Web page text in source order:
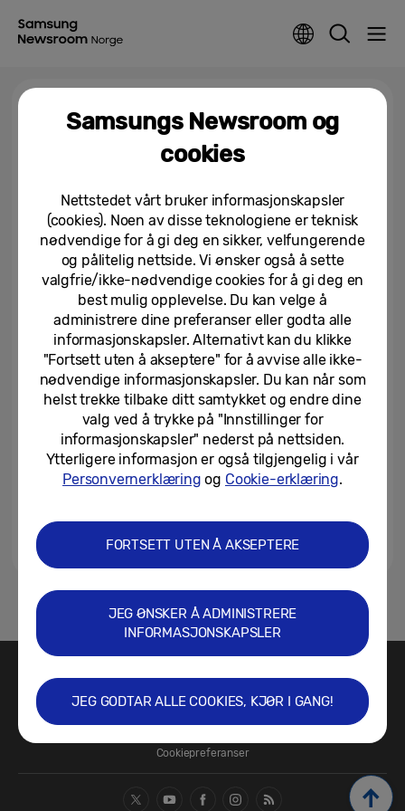
Tag >Thread 1.4
Samsung SmartThings utvider
Matter-enheter
21/04/2026
Kontakt oss
SAMSUNG.NO
Cookiepreferanser
Samsungs Newsroom og
cookies
Nettstedet vårt bruker informasjonskapsler
(cookies). Noen av disse teknologiene er teknisk
nødvendige for å gi deg en sikker, velfungerende
og pålitelig nettside. Vi ønsker også å sette
valgfrie/ikke-nødvendige cookies for å gi deg en
best mulig opplevelse. Du kan velge å
administrere dine preferanser eller godta alle
informasjonskapsler. Alternativt kan du klikke
"Fortsett uten å akseptere" for å avvise alle ikke-
nødvendige informasjonskapsler. Du kan når som
helst trekke tilbake ditt samtykket og endre dine
valg ved å trykke på "Innstillinger for
informasjonskapsler" nederst på nettsiden.
Ytterligere informasjon er også tilgjengelig i vår
Personvernerklæring og Cookie-erklæring.
FORTSETT UTEN Å AKSEPTERE
JEG ØNSKER Å ADMINISTRERE
INFORMASJONSKAPSLER
JEG GODTAR ALLE COOKIES, KJØR I GANG!